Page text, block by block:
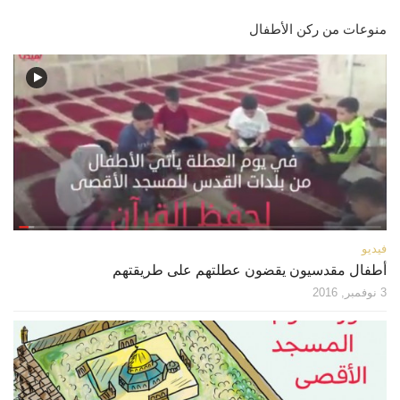
اتصل بنا
الموقع الأم
مكتبة الفيديوهات
فيديو وثائقي عن بيت المقدس
فيديو تعليمي عن بيت المقدس
فيديوهات أخرى
العروض التقديمية
مكتبة الصوتيات
قرآن
برامج إذاعية
أناشيد
متفرقات
ركن الأطفال
منوعات من ركن الأطفال
فيديو
أطفال مقدسيون يقضون عطلتهم على طريقتهم
3 نوفمبر, 2016